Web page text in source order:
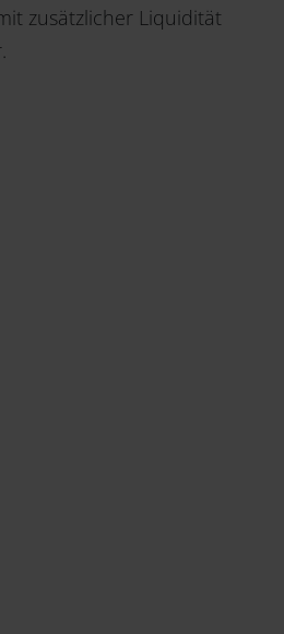
zusätzlicher Liquidität